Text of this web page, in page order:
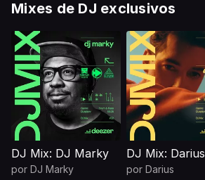
Mixes de DJ exclusivos
DJ Mix: DJ Marky
por DJ Marky
DJ Mix: Darius
por Darius